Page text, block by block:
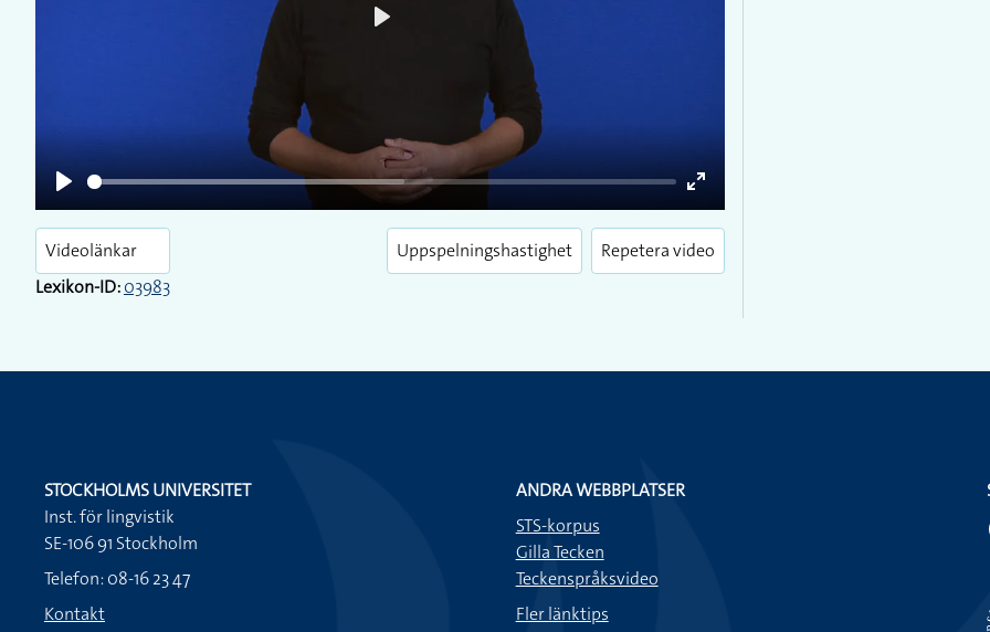
Play
Enter
fullscreen
Videolänkar
Lexikon-ID:03983
Uppspelningshastighet Repetera video
STOCKHOLMS UNIVERSITET
Inst. för lingvistik
SE-106 91 Stockholm
Telefon: 08-16 23 47
Kontakt
ANDRA WEBBPLATSER
STS-korpus
Gilla Tecken
Teckenspråksvideo
Fler länktips